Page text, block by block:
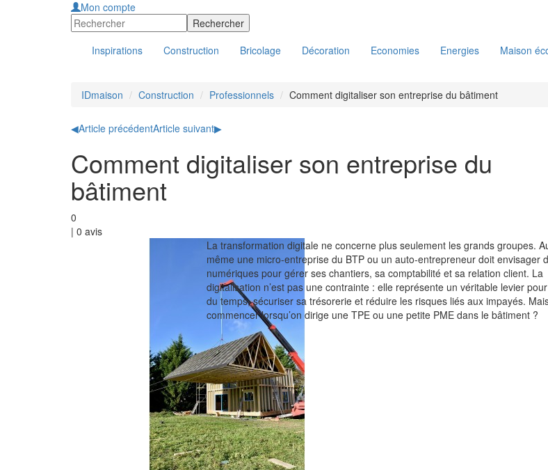
Mon compte
Inspirations Construction Bricolage Décoration Economies Energies Maison
IDmaison Construction Professionnels Comment digitaliser son entreprise du bâtiment
◀Article précédentArticle suivant▶
Comment digitaliser son entreprise du
bâtiment
0
| 0 avis
La transformation digitale ne concerne plus seulement les grands groupes.
même une micro-entreprise du BTP ou un auto-entrepreneur doit envisager
numériques pour gérer ses chantiers, sa comptabilité et sa relation client. La
digitalisation n’est pas une contrainte : elle représente un véritable levier
du temps, sécuriser sa trésorerie et réduire les risques liés aux impayés.
commencer lorsqu’on dirige une TPE ou une petite PME dans le bâtiment ?